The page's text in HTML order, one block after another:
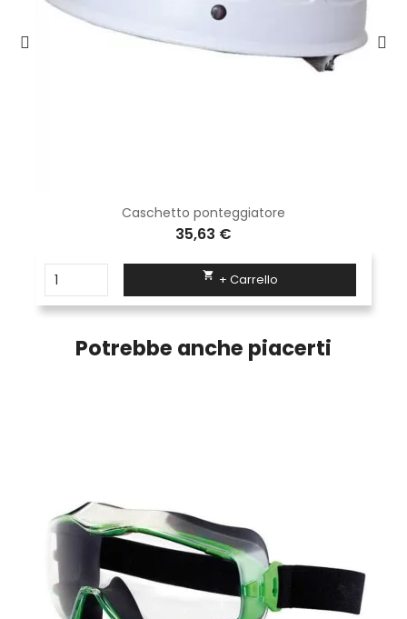
Caschetto ponteggiatore
35,63 €
 + Carrello
Potrebbe anche piacerti